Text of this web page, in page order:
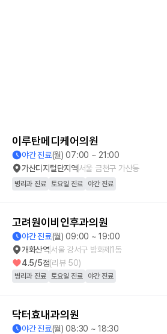
이루탄메디케어의원
야간 진료(월) 07:00 ~ 21:00
가산디지털단지역서울 금천구 가산동
병리과 진료 토요일 진료 야간 진료
고려원이비인후과의원
야간 진료(월) 09:00 ~ 19:00
개화산역서울 강서구 방화제1동
4.5/5점(리뷰 50)
병리과 진료 토요일 진료 야간 진료
닥터효내과의원
야간 진료(월) 08:30 ~ 18:30